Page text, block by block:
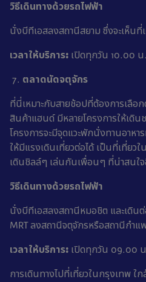
วิธีเดินทางด้วยรถไฟฟ้า
นั่งบีทีเอสลงสถานีสยาม ซึ่งจะเห็นที่
เวลาให้บริการ: เปิดทุกวัน 10.00
ตลาดนัดจตุจักร
ที่นี่เหมาะกับสายช้อปที่ต้องการเลือ
สินค้าแฮนด์ มีหลายโครงการให้เดิ
โครงการจะมีจุดแวะพักนั่งทานอาห
ให้มีแรงเดินเที่ยวต่อได้ เป็นที่เที่ยว
เดินชิลล์ๆ เล่นกันเพื่อนๆ ที่น่าสนใ
วิธีเดินทางด้วยรถไฟฟ้า
นั่งบีทีเอสลงสถานีหมอชิต และเดิน
MRT ลงสถานีจตุจักรหรือสถานีกำแ
เวลาให้บริการ: เปิดทุกวัน 09.00
การเดินทางไปที่เที่ยวในกรุงเทพ ใ